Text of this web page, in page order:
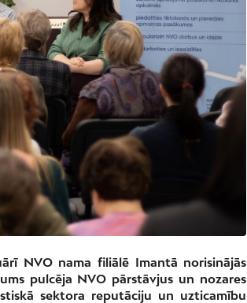
NVO nama filiālē Imantā norisinājās
pulcēja NVO pārstāvjus un nozares
sektora reputāciju un uzticamību